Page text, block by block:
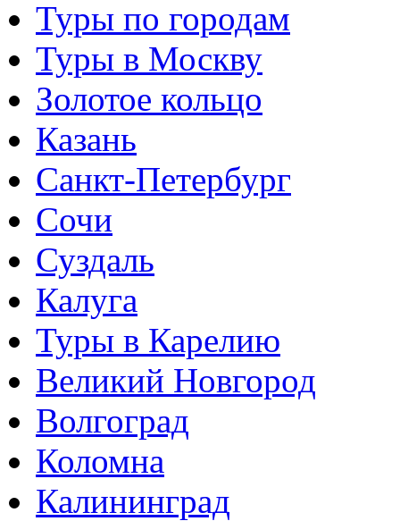
Туры по городам
Туры в Москву
Золотое кольцо
Казань
Санкт-Петербург
Сочи
Суздаль
Калуга
Туры в Карелию
Великий Новгород
Волгоград
Коломна
Калининград